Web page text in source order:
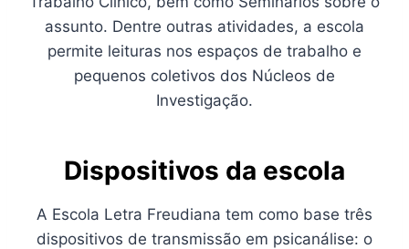
assunto. Dentre outras atividades, a escola
permite leituras nos espaços de trabalho e
pequenos coletivos dos Núcleos de
Investigação.
Dispositivos da escola
A Escola Letra Freudiana tem como base três
dispositivos de transmissão em psicanálise: o